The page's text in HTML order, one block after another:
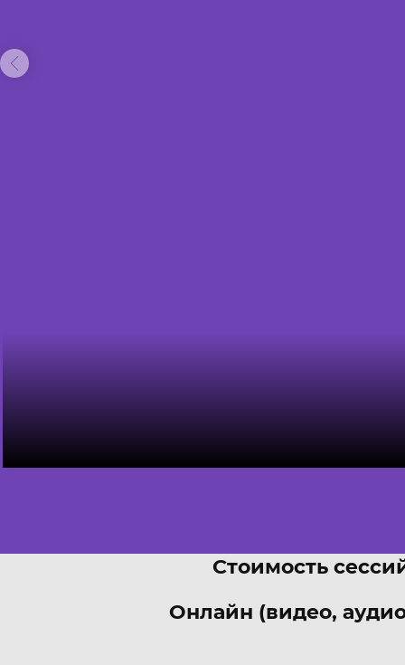
Стоимость
Онлайн (видео,